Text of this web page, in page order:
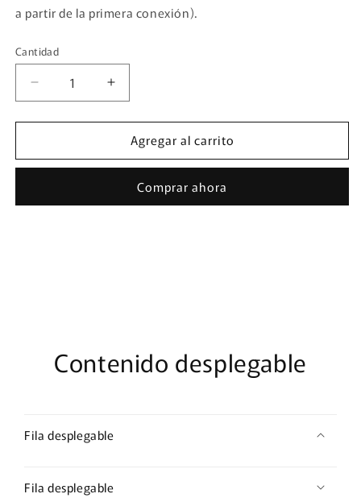
a partir de la primera conexión).
Cantidad
Cantidad
Reducir
cantidad
para
MACEDONIA
1
Aumentar
cantidad
para
NORTH
MACEDONIA
eSIM
1
Agregar al carrito
Comprar ahora
Contenido desplegable
Fila desplegable
Fila desplegable